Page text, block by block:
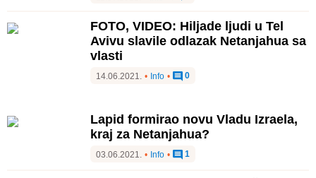
FOTO, VIDEO: Hiljade ljudi u Tel
Avivu slavile odlazak Netanjahua sa
vlasti
14.06.2021. • Info • 0
Lapid formirao novu Vladu Izraela,
kraj za Netanjahua?
03.06.2021. • Info • 1